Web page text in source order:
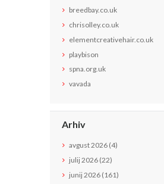
breedbay.co.uk
chrisolley.co.uk
elementcreativehair.co.uk
playbison
spna.org.uk
vavada
Arhiv
avgust2026(4)
julij2026(22)
junij2026(161)